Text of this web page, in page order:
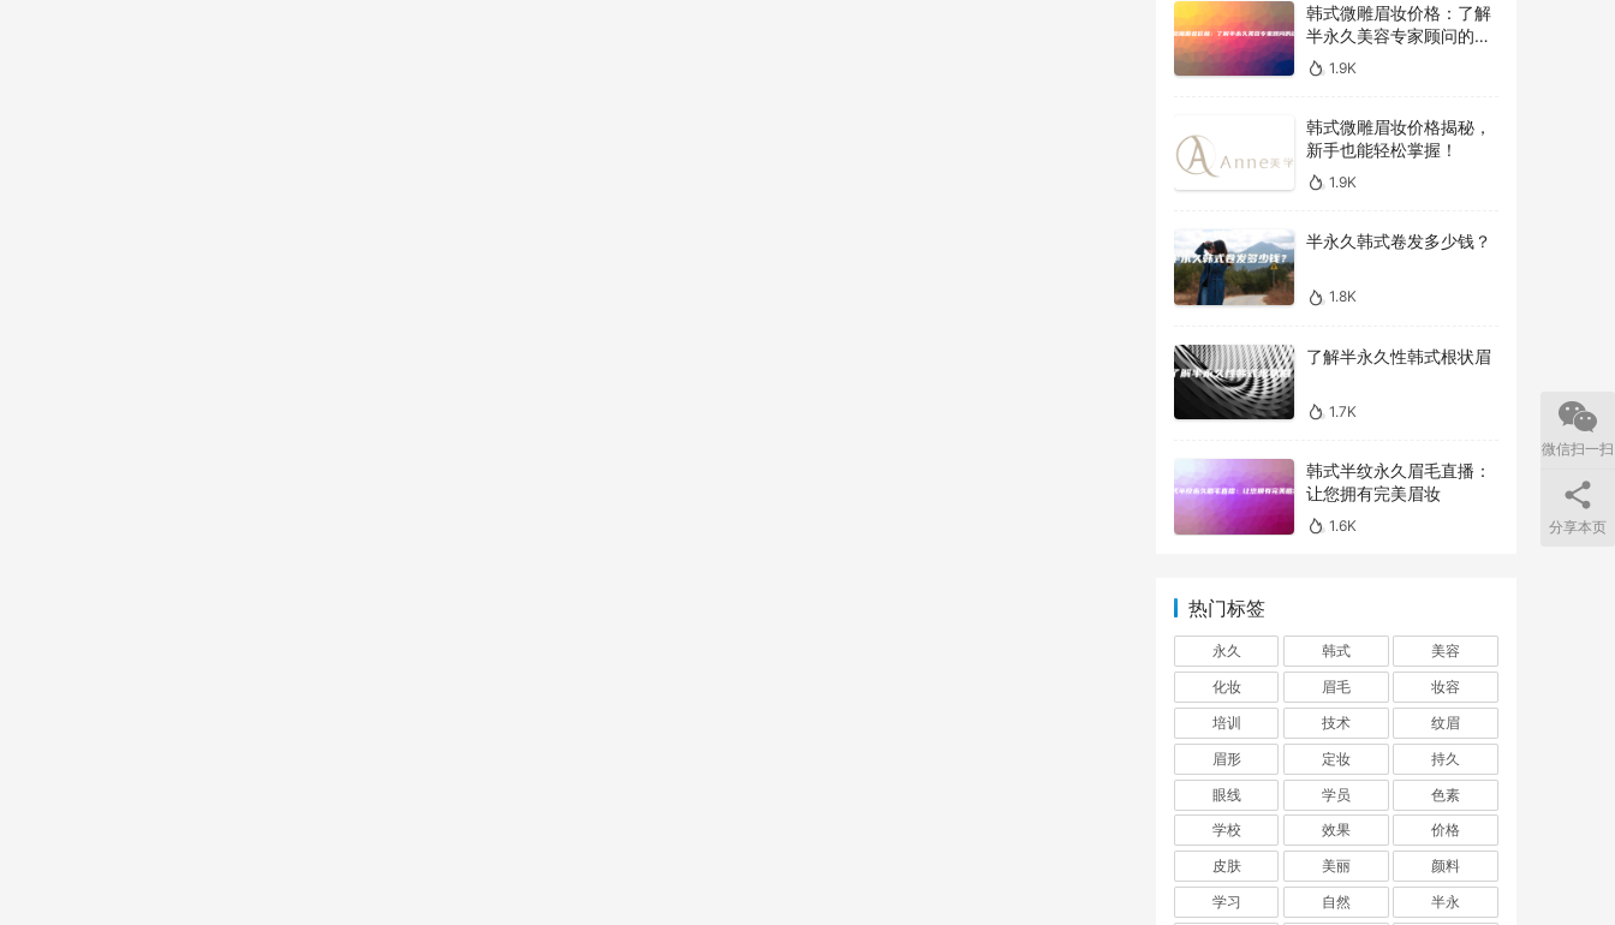
韩式微雕眉妆价格：了解
半永久美容专家顾问的建
议 1.9K
韩式微雕眉妆价格揭秘，
新手也能轻松掌握！
1.9K
半永久韩式卷发多少钱？
1.8K
了解半永久性韩式根状眉
1.7K
韩式半纹永久眉毛直播：
让您拥有完美眉妆
1.6K
热门标签
永久 韩式
美容
化妆
眉毛
妆容
培训
技术
纹眉
眉形
定妆
持久
眼线
学员
色素
学校
效果
价格
皮肤
美丽
颜料
学习
自然 半永
微信扫一扫
分享本页